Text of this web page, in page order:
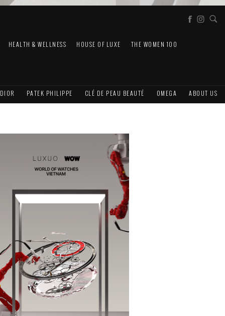
HEALTH & WELLNESS HOUSE OF LUXE THE WOMEN 100
DIOR PATEK PHILIPPE CLÉ DE PEAU BEAUTÉ OMEGA ABOUT US